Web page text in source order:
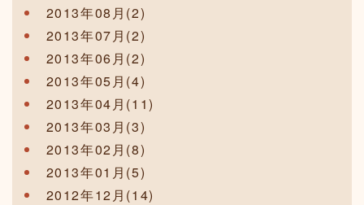
2013年08月(2)
2013年07月(2)
2013年06月(2)
2013年05月(4)
2013年04月(11)
2013年03月(3)
2013年02月(8)
2013年01月(5)
2012年12月(14)